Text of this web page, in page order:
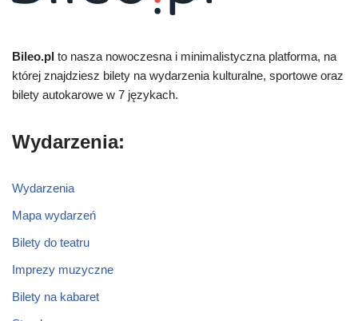
Bileo.pl to nasza nowoczesna i minimalistyczna platforma, na
której znajdziesz bilety na wydarzenia kulturalne, sportowe oraz
bilety autokarowe w 7 językach.
Wydarzenia:
Wydarzenia
Mapa wydarzeń
Bilety do teatru
Imprezy muzyczne
Bilety na kabaret